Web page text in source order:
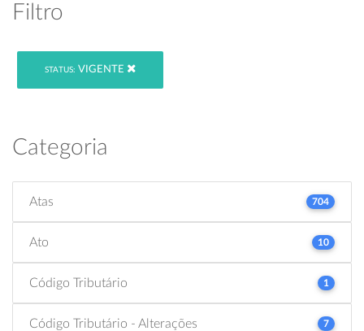
Filtro
STATUS: VIGENTE
Categoria
Atas 704
Ato 10
Código Tributário 1
Código Tributário - Alterações 7